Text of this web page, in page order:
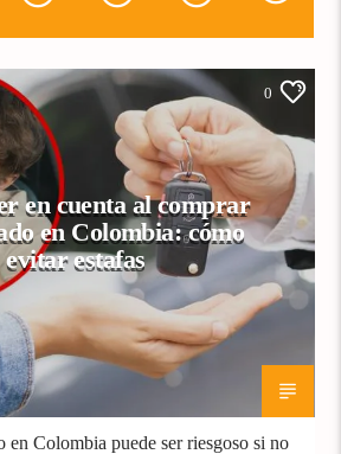
0
en cuenta al comprar
en Colombia: cómo
evitar estafas
en Colombia puede ser riesgoso si no